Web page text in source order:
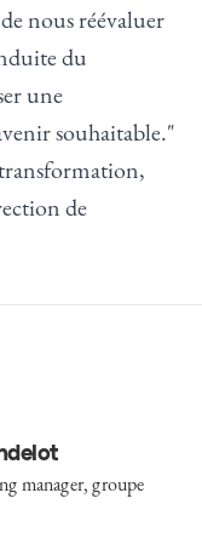
nous réévaluer
du
une
souhaitable."
de
manager, groupe